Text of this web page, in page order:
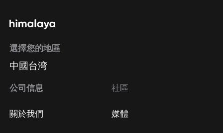
選擇您的地區
中國台湾
公司信息
關於我們
社區
媒體